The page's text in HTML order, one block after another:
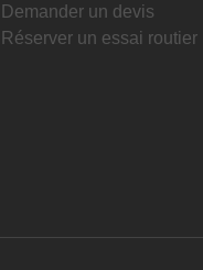
Demander un devis
Réserver un essai routier